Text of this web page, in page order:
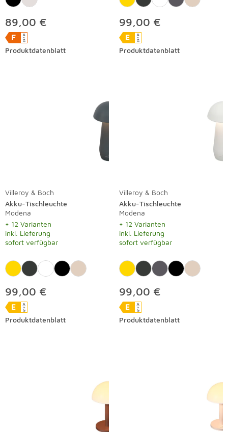
89,00 €
Produktdatenblatt
99,00 €
Produktdatenblatt
Villeroy & Boch
Akku-Tischleuchte
Modena
+ 12 Varianten
inkl. Lieferung
sofort verfügbar
99,00 €
Produktdatenblatt
Villeroy & Boch
Akku-Tischleuchte
Modena
+ 12 Varianten
inkl. Lieferung
sofort verfügbar
99,00 €
Produktdatenblatt